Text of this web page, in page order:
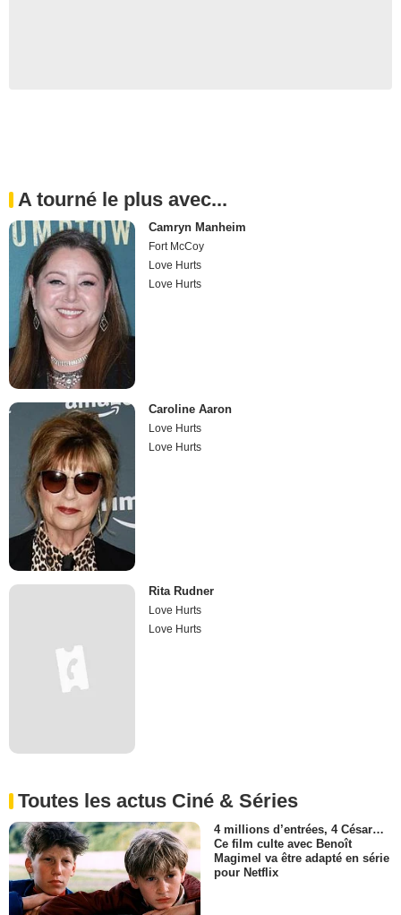
A tourné le plus avec...
Camryn Manheim
Fort McCoy
Love Hurts
Love Hurts
Caroline Aaron
Love Hurts
Love Hurts
Rita Rudner
Love Hurts
Love Hurts
Toutes les actus Ciné & Séries
4 millions d’entrées, 4 César…
Ce film culte avec Benoît
Magimel va être adapté en série
pour Netflix